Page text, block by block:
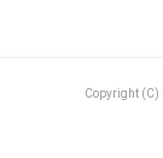
Copyright (C)